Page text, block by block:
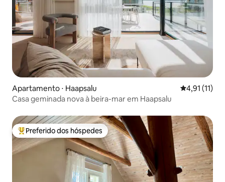
Apartamento ⋅ Haapsalu 4,91 de uma
4,91 (11)
Casa geminada nova à beira-mar em Haapsalu
Entre os melhores preferidos dos hóspedes
Preferido dos hóspedes